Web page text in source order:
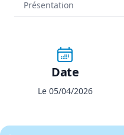
Date
Le 05/04/2026